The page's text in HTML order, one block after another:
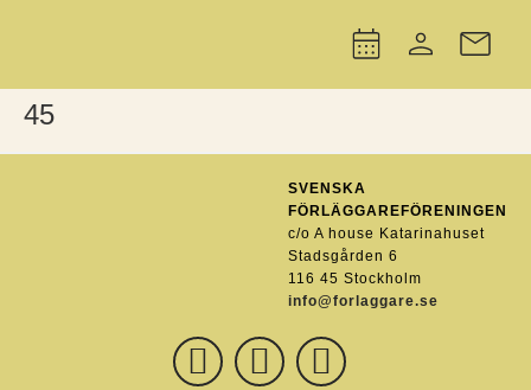
45
SVENSKA
FÖRLÄGGAREFÖRENINGEN
c/o A house Katarinahuset
Stadsgården 6
116 45 Stockholm
info@forlaggare.se